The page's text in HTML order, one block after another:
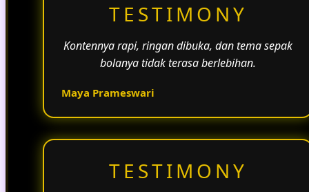
TESTIMONY
Kontennya rapi, ringan dibuka, dan tema sepak
bolanya tidak terasa berlebihan.
Maya Prameswari
TESTIMONY